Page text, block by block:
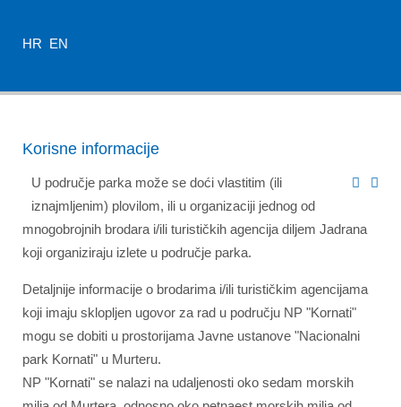
HR EN
Korisne informacije
U područje parka može se doći vlastitim (ili
iznajmljenim) plovilom, ili u organizaciji jednog od
mnogobrojnih brodara i/ili turističkih agencija diljem Jadrana
koji organiziraju izlete u područje parka.
Detaljnije informacije o brodarima i/ili turističkim agencijama
koji imaju sklopljen ugovor za rad u području NP "Kornati"
mogu se dobiti u prostorijama Javne ustanove "Nacionalni
park Kornati" u Murteru.
NP "Kornati" se nalazi na udaljenosti oko sedam morskih